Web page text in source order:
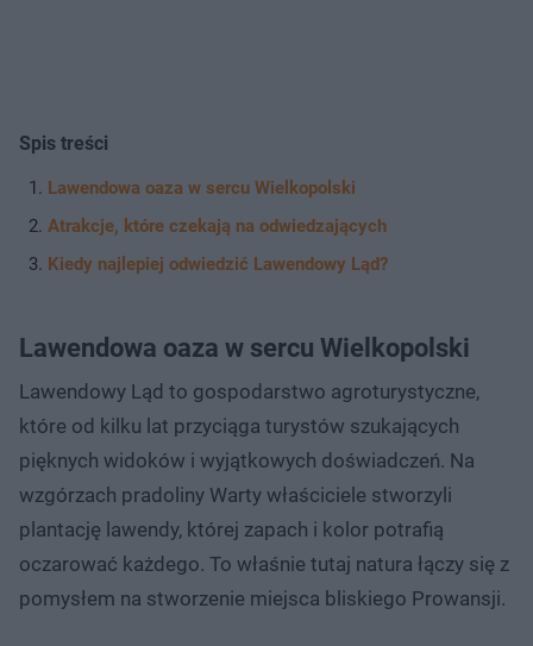
Spis treści
Lawendowa oaza w sercu Wielkopolski
Atrakcje, które czekają na odwiedzających
Kiedy najlepiej odwiedzić Lawendowy Ląd?
Lawendowa oaza w sercu Wielkopolski
Lawendowy Ląd to gospodarstwo agroturystyczne,
które od kilku lat przyciąga turystów szukających
pięknych widoków i wyjątkowych doświadczeń. Na
wzgórzach pradoliny Warty właściciele stworzyli
plantację lawendy, której zapach i kolor potrafią
oczarować każdego. To właśnie tutaj natura łączy się z
pomysłem na stworzenie miejsca bliskiego Prowansji.